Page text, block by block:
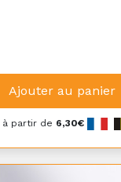
Ajouter au panier
à partir de 6,30€